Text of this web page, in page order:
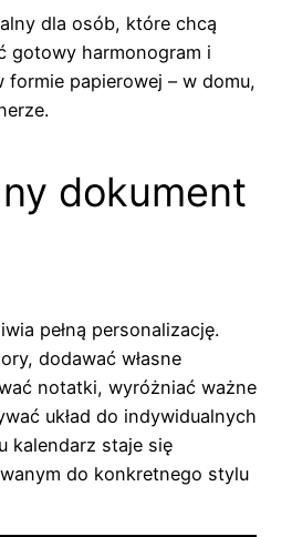
dla osób, które chcą
gotowy harmonogram i
papierowej – w domu,
dokument
pełną personalizację.
dodawać własne
notatki, wyróżniać ważne
układ do indywidualnych
kalendarz staje się
do konkretnego stylu